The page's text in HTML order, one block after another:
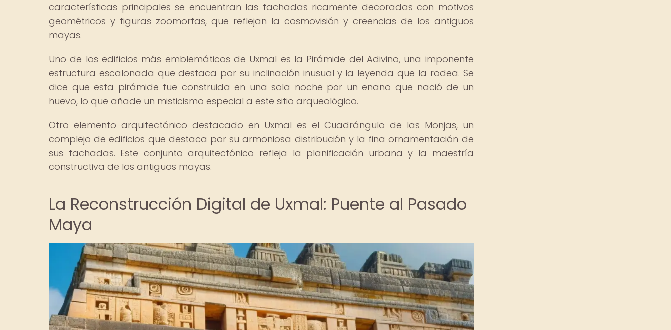
características principales se encuentran las fachadas ricamente decoradas con motivos
geométricos y figuras zoomorfas, que reflejan la cosmovisión y creencias de los antiguos
mayas.
Uno de los edificios más emblemáticos de Uxmal es la Pirámide del Adivino, una imponente
estructura escalonada que destaca por su inclinación inusual y la leyenda que la rodea. Se
dice que esta pirámide fue construida en una sola noche por un enano que nació de un
huevo, lo que añade un misticismo especial a este sitio arqueológico.
Otro elemento arquitectónico destacado en Uxmal es el Cuadrángulo de las Monjas, un
complejo de edificios que destaca por su armoniosa distribución y la fina ornamentación de
sus fachadas. Este conjunto arquitectónico refleja la planificación urbana y la maestría
constructiva de los antiguos mayas.
La Reconstrucción Digital de Uxmal: Puente al Pasado
Maya